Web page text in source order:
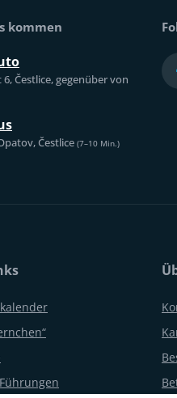
kommen
Čestlice, gegenüber von
Čestlice (7–10 Min.)